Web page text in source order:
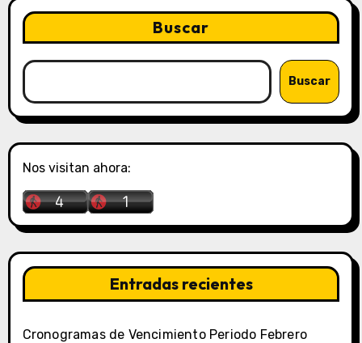
Buscar
Buscar
Nos visitan ahora:
Entradas recientes
Cronogramas de Vencimiento Periodo Febrero